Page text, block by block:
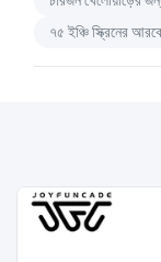
৭৫ ইঞ্চি স্ক্রিনের